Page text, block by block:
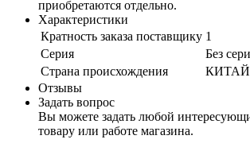
приобретаются отдельно.
Характеристики
Кратность заказа поставщику 1
Серия
Без
Страна происхождения
КИТАЙ
Отзывы
Задать вопрос
Вы можете задать любой
товару или работе магазина.